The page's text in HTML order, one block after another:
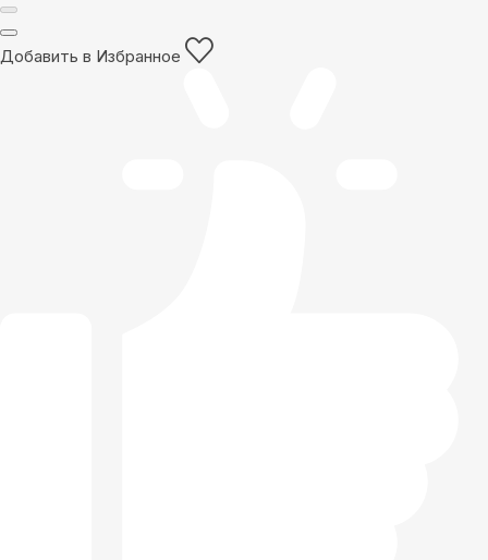
Добавить в Избранное